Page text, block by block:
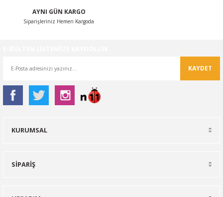
AYNI GÜN KARGO
Siparişleriniz Hemen Kargoda
KAYDET
KURUMSAL
SİPARİŞ